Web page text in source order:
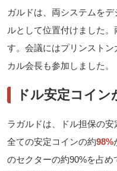
ガルドは、両システムを
ルとして位置付けました
す。会議にはプリンスト
カル会長も参加しました。
ドル安定コイ
ラガルドは、ドル担保の
全ての安定コインの約98%
のセクターの約90%を占